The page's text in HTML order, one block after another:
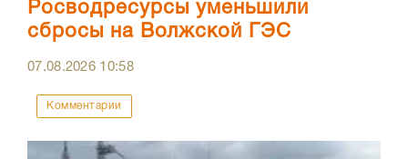
Росводресурсы уменьшили
сбросы на Волжской ГЭС
07.08.2026 10:58
Комментарии